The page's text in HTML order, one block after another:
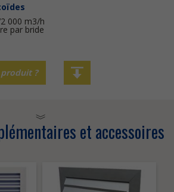
000 m3/h
par bride
?
et accessoires